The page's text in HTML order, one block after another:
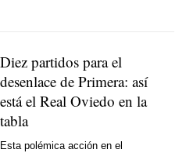
Diez partidos para el
desenlace de Primera: así
está el Real Oviedo en la
tabla
Esta polémica acción en el